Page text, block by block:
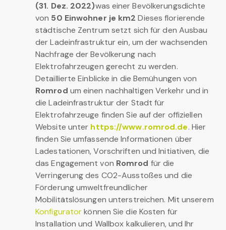
(31. Dez. 2022)was einer Bevölkerungsdichte
von 50 Einwohner je km2 Dieses florierende
städtische Zentrum setzt sich für den Ausbau
der Ladeinfrastruktur ein, um der wachsenden
Nachfrage der Bevölkerung nach
Elektrofahrzeugen gerecht zu werden.
Detaillierte Einblicke in die Bemühungen von
Romrod um einen nachhaltigen Verkehr und in
die Ladeinfrastruktur der Stadt für
Elektrofahrzeuge finden Sie auf der offiziellen
Website unter https://www.romrod.de. Hier
finden Sie umfassende Informationen über
Ladestationen, Vorschriften und Initiativen, die
das Engagement von Romrod für die
Verringerung des CO2-Ausstoßes und die
Förderung umweltfreundlicher
Mobilitätslösungen unterstreichen. Mit unserem
Konfiguratorkönnen Sie die Kosten für
Installation und Wallbox kalkulieren, und Ihr